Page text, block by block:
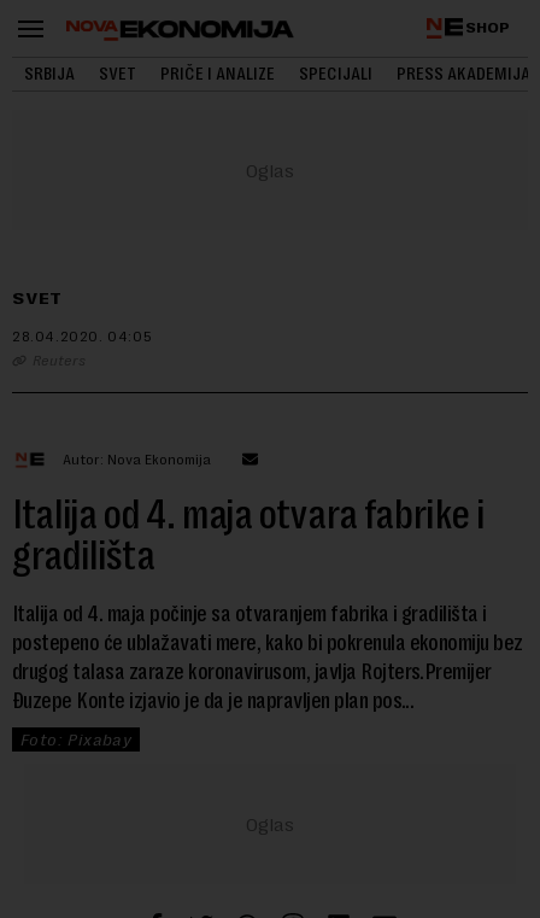
SHOP
SRBIJA SVET PRIČE I ANALIZE SPECIJALI PRESS AKADEMIJA
SVET
28.04.2020. 04:05
Reuters
Autor: Nova Ekonomija
Italija od 4. maja otvara fabrike i
gradilišta
Italija od 4. maja počinje sa otvaranjem fabrika i gradilišta i
postepeno će ublažavati mere, kako bi pokrenula ekonomiju bez
drugog talasa zaraze koronavirusom, javlja Rojters.Premijer
Đuzepe Konte izjavio je da je napravljen plan pos...
Foto: Pixabay